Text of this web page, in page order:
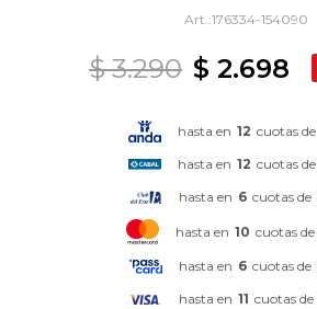
176334-154090
$ 2.698
$ 3.290
hasta en 12 cuotas de
hasta en 12 cuotas de
hasta en 6 cuotas de
hasta en 10 cuotas de
hasta en 6 cuotas de
hasta en 11 cuotas de